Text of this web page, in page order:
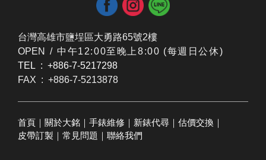
台灣高雄市鹽埕區大勇路65號2樓
OPEN / ​中午12:00至晚上8:00 (每週日公休)
TEL : +886-7-5217298
FAX : +886-7-5213878
首頁 ｜ 關於大銘 ｜ 手錶維修 ｜ 新錶代尋 ｜ 估價交換 ｜
皮帶訂製 ｜ 常見問題 ｜ 聯絡我們